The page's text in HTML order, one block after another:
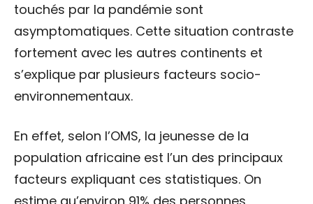
touchés par la pandémie sont
asymptomatiques. Cette situation contraste
fortement avec les autres continents et
s’explique par plusieurs facteurs socio-
environnementaux.
En effet, selon l’OMS, la jeunesse de la
population africaine est l’un des principaux
facteurs expliquant ces statistiques. On